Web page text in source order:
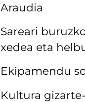
Araudia
Sareari
xedea eta
Ekipamendu
Kultura